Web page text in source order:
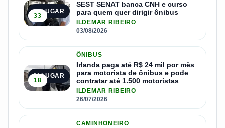
1º LUGAR
33
SEST SENAT banca CNH e curso
para quem quer dirigir ônibus
ILDEMAR RIBEIRO
03/08/2026
2º LUGAR
18
ÔNIBUS
Irlanda paga até R$ 24 mil por mês
para motorista de ônibus e pode
contratar até 1.500 motoristas
ILDEMAR RIBEIRO
26/07/2026
CAMINHONEIRO